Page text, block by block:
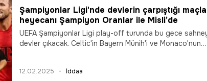
Şampiyonlar Ligi'nde devlerin çarpıştığı
heyecanı Şampiyon Oranlar ile Misli’de
UEFA Şampiyonlar Ligi play-off turunda bu gece
devler çıkacak. Celtic'in Bayern Münih'i ve Monaco'nun
12.02.2025 İddaa